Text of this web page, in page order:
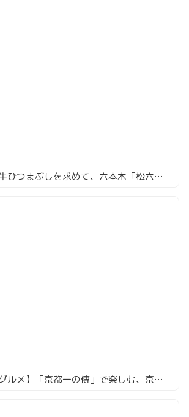
行列のできる和牛ひつまぶしを求めて、六本木「松六家」
【六本木ヒルズグルメ】「京都一の傳」で楽しむ、京の風情と絶品蔵みそ焼懐石御膳